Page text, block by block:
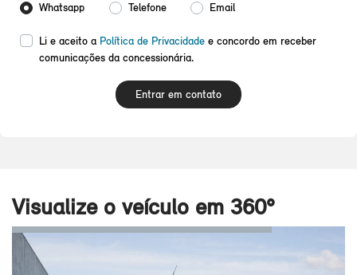
Whatsapp
Telefone Email
Li e aceito a Política de Privacidadee concordo em receber
comunicações da concessionária.
Entrar em contato
Visualize o veículo em 360°